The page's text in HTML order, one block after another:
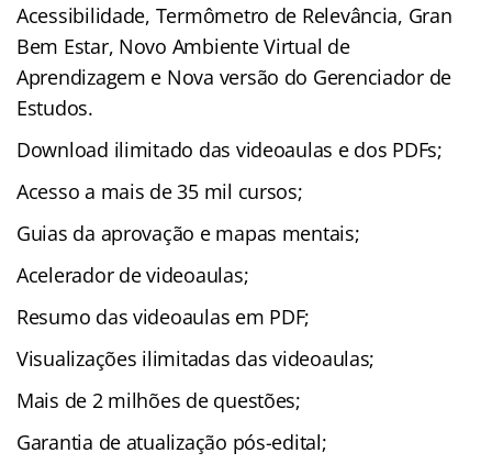
Acessibilidade, Termômetro de Relevância, Gran
Bem Estar, Novo Ambiente Virtual de
Aprendizagem e Nova versão do Gerenciador de
Estudos.
Download ilimitado das videoaulas e dos PDFs;
Acesso a mais de 35 mil cursos;
Guias da aprovação e mapas mentais;
Acelerador de videoaulas;
Resumo das videoaulas em PDF;
Visualizações ilimitadas das videoaulas;
Mais de 2 milhões de questões;
Garantia de atualização pós-edital;